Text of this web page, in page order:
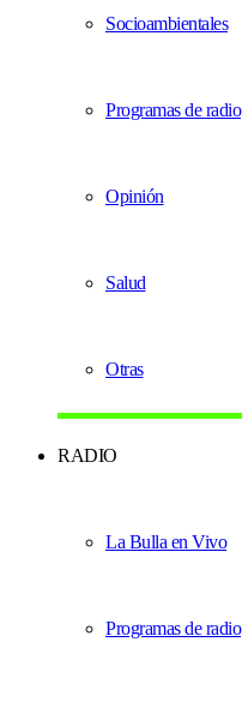
Socioambientales
Programas de radio
Opinión
Salud
Otras
RADIO
La Bulla en Vivo
Programas de radio